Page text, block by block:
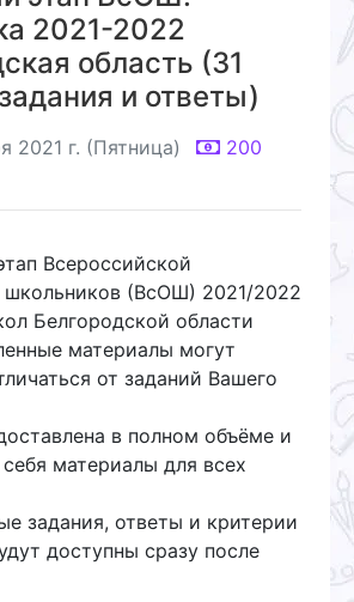
2021-2022
область (31
и ответы)
2021 г. (Пятница)
200
Всероссийской
(ВсОШ) 2021/2022
Белгородской области
материалы могут
от заданий Вашего
в полном объёме и
материалы для всех
задания, ответы и критерии
доступны сразу после